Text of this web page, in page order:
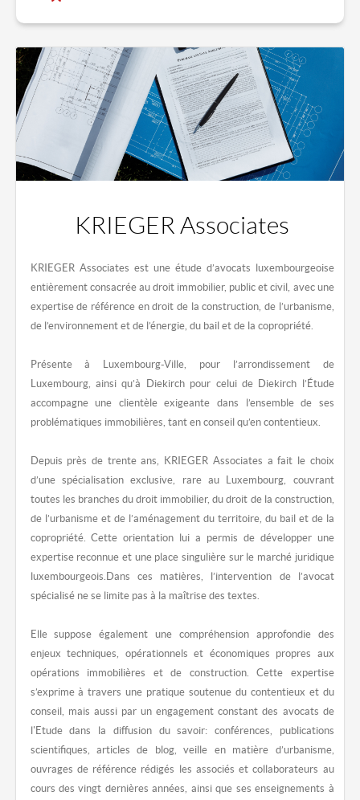
KRIEGER Associates
KRIEGER Associates est une étude d’avocats luxembourgeoise
entièrement consacrée au droit immobilier, public et civil, avec une
expertise de référence en droit de la construction, de l’urbanisme,
de l’environnement et de l’énergie, du bail et de la copropriété.
Présente à Luxembourg-Ville, pour l’arrondissement de
Luxembourg, ainsi qu’à Diekirch pour celui de Diekirch l’Étude
accompagne une clientèle exigeante dans l’ensemble de ses
problématiques immobilières, tant en conseil qu’en contentieux.
Depuis près de trente ans, KRIEGER Associates a fait le choix
d’une spécialisation exclusive, rare au Luxembourg, couvrant
toutes les branches du droit immobilier, du droit de la construction,
de l’urbanisme et de l’aménagement du territoire, du bail et de la
copropriété. Cette orientation lui a permis de développer une
expertise reconnue et une place singulière sur le marché juridique
luxembourgeois.Dans ces matières, l’intervention de l’avocat
spécialisé ne se limite pas à la maîtrise des textes.
Elle suppose également une compréhension approfondie des
enjeux techniques, opérationnels et économiques propres aux
opérations immobilières et de construction. Cette expertise
s’exprime à travers une pratique soutenue du contentieux et du
conseil, mais aussi par un engagement constant des avocats de
l'Etude dans la diffusion du savoir: conférences, publications
scientifiques, articles de blog, veille en matière d’urbanisme,
ouvrages de référence rédigés les associés et collaborateurs au
cours des vingt dernières années, ainsi que ses enseignements à